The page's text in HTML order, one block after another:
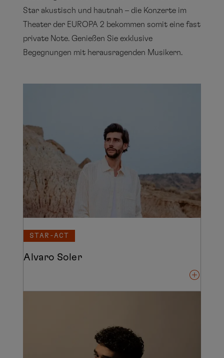
Star akustisch und hautnah – die Konzerte im
Theater der EUROPA 2 bekommen somit eine fast
private Note. Genießen Sie exklusive
Begegnungen mit herausragenden Musikern.
STAR-ACT
Alvaro Soler